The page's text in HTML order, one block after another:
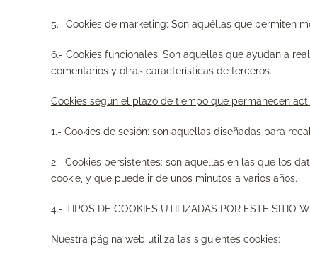
5.- Cookies de marketing: Son aquéllas que permiten
6.- Cookies funcionales: Son aquellas que ayudan a
comentarios y otras características de terceros.
Cookies según el plazo de tiempo que permanecen
1.- Cookies de sesión: son aquellas diseñadas para
2.- Cookies persistentes: son aquellas en las que los
cookie, y que puede ir de unos minutos a varios años.
4.- TIPOS DE COOKIES UTILIZADAS POR ESTE SITIO
Nuestra página web utiliza las siguientes cookies: